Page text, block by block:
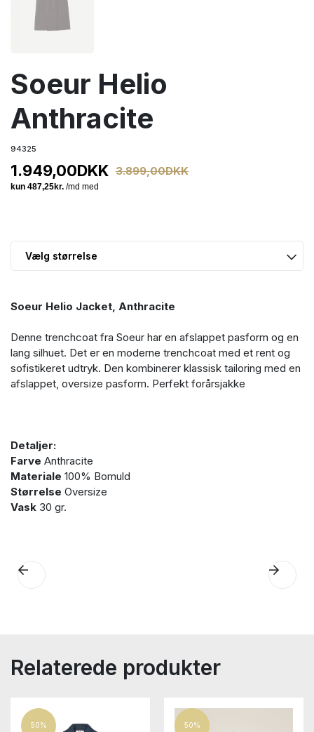
Soeur Helio
Anthracite
94325
1.949,00DKK 3.899,00DKK
Soeur Helio Jacket, Anthracite
Denne trenchcoat fra Soeur har en afslappet pasform og en
lang silhuet. Det er en moderne trenchcoat med et rent og
sofistikeret udtryk. Den kombinerer klassisk tailoring med en
afslappet, oversize pasform. Perfekt forårsjakke
Detaljer:
Farve Anthracite
Materiale 100% Bomuld
Størrelse Oversize
Vask 30 gr.
Relaterede produkter
50% 50%